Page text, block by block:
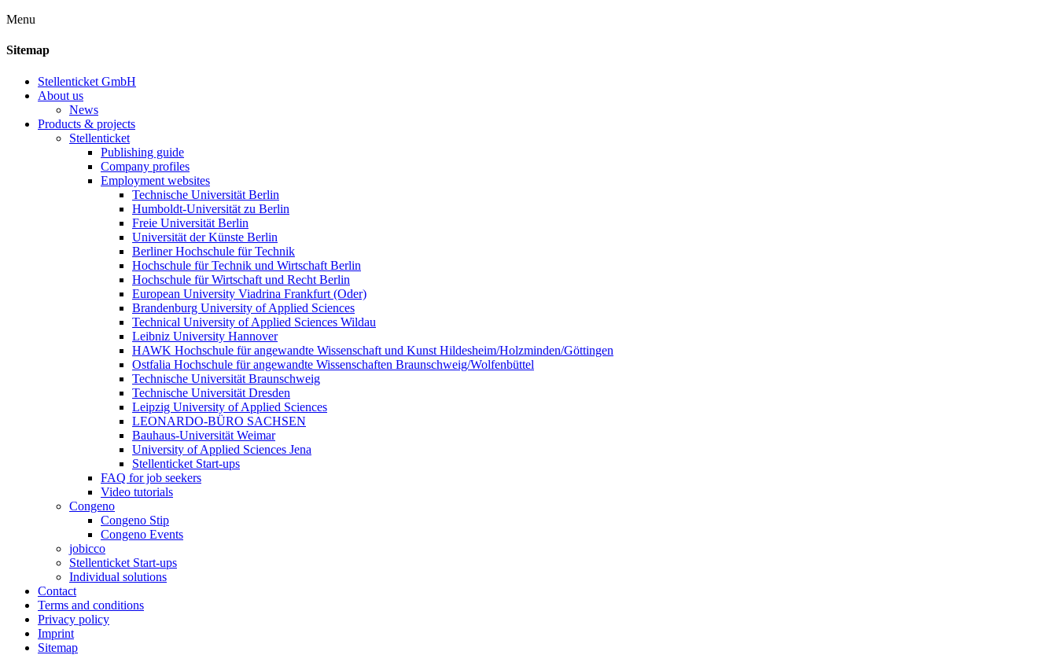
Menu
Sitemap
Stellenticket GmbH
About us
News
Products & projects
Stellenticket
Publishing guide
Company profiles
Employment websites
Technische Universität Berlin
Humboldt-Universität zu Berlin
Freie Universität Berlin
Universität der Künste Berlin
Berliner Hochschule für Technik
Hochschule für Technik und Wirtschaft Berlin
Hochschule für Wirtschaft und Recht Berlin
European University Viadrina Frankfurt (Oder)
Brandenburg University of Applied Sciences
Technical University of Applied Sciences Wildau
Leibniz University Hannover
HAWK Hochschule für angewandte Wissenschaft und Kunst Hildesheim/Holzminden/Göttingen
Ostfalia Hochschule für angewandte Wissenschaften Braunschweig/Wolfenbüttel
Technische Universität Braunschweig
Technische Universität Dresden
Leipzig University of Applied Sciences
LEONARDO-BÜRO SACHSEN
Bauhaus-Universität Weimar
University of Applied Sciences Jena
Stellenticket Start-ups
FAQ for job seekers
Video tutorials
Congeno
Congeno Stip
Congeno Events
jobicco
Stellenticket Start-ups
Individual solutions
Contact
Terms and conditions
Privacy policy
Imprint
Sitemap